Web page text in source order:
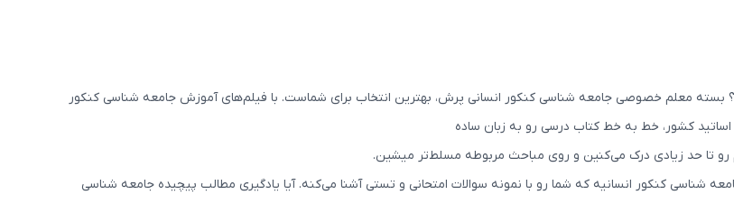
معلم خصوصی جامعه شناسی کنکور انسانی پرش، بهترین انتخاب برای شماست. با فیلم‌های آموزش جامعه شناسی کنکور
کشور، خط به خط کتاب درسی رو به زبان ساده
تا حد زیادی درک می‌کنین و روی مباحث مربوطه مسلط‌تر میشین.
کنکور انسانیه که شما رو با نمونه سوالات امتحانی و تستی آشنا می‌کنه. آیا یادگیری مطالب پیچیده جامعه شناسی